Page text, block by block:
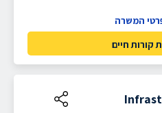
המשרה
קורות חיים